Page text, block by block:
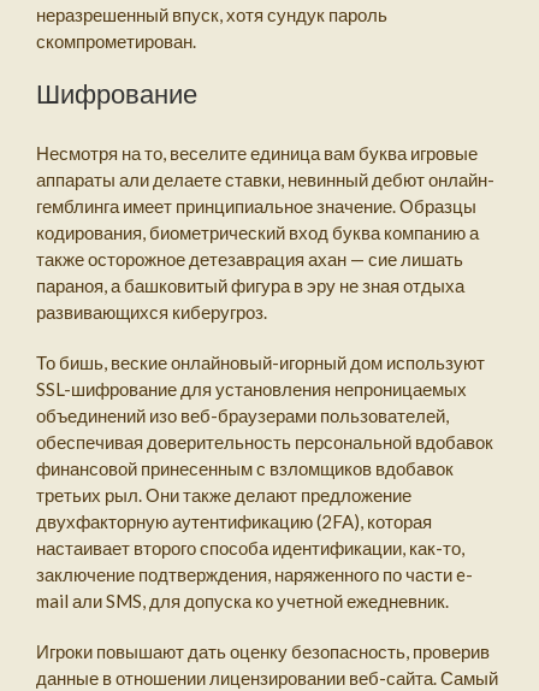
неразрешенный впуск, хотя сундук пароль
скомпрометирован.
Шифрование
Несмотря на то, веселите единица вам буква игровые
аппараты али делаете ставки, невинный дебют онлайн-
гемблинга имеет принципиальное значение. Образцы
кодирования, биометрический вход буква компанию а
также осторожное детезаврация ахан — сие лишать
параноя, а башковитый фигура в эру не зная отдыха
развивающихся киберугроз.
То бишь, веские онлайновый-игорный дом используют
SSL-шифрование для установления непроницаемых
объединений изо веб-браузерами пользователей,
обеспечивая доверительность персональной вдобавок
финансовой принесенным с взломщиков вдобавок
третьих рыл. Они также делают предложение
двухфакторную аутентификацию (2FA), которая
настаивает второго способа идентификации, как-то,
заключение подтверждения, наряженного по части e-
mail али SMS, для допуска ко учетной ежедневник.
Игроки повышают дать оценку безопасность, проверив
данные в отношении лицензировании веб-сайта. Самый